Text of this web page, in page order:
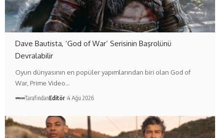
Dave Bautista, ‘God of War’ Serisinin Başrolünü
Devralabilir
Oyun dünyasının en popüler yapımlarından biri olan God of
War, Prime Video…
TarafındanEditör 4 Ağu 2026